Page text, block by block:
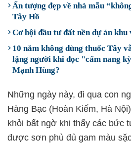
Ấn tượng đẹp về nhà mẫu
Tây Hồ
Cơ hội đầu tư đất nền dự án
10 năm không dùng thuốc Tây
lặng người khi đọc "cẩm nang
Mạnh Hùng?
Những ngày này, đi qua con
Hàng Bạc (Hoàn Kiếm, Hà
khỏi bất ngờ khi thấy các bức
được sơn phủ đủ gam màu